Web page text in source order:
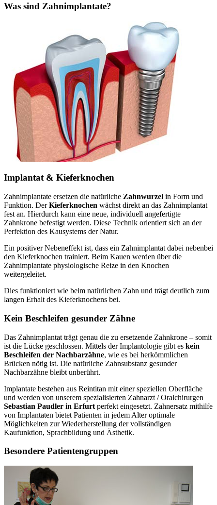
Was sind Zahnimplantate?
Implantat & Kieferknochen
Zahnimplantate ersetzen die natürliche Zahnwurzel in Form und
Funktion. DerKieferknochen wächst direkt an das Zahnimplantat
fest an. Hierdurch kann eine neue, individuell angefertigte
Zahnkrone befestigt werden. Diese Technik orientiert sich an der
Perfektion des Kausystems der Natur.
Ein positiver Nebeneffekt ist, dass ein Zahnimplantat dabei nebenbei
den Kieferknochen trainiert. Beim Kauen werden über die
Zahnimplantate physiologische Reize in den Knochen
weitergeleitet.
Dies funktioniert wie beim natürlichen Zahn und trägt deutlich zum
langen Erhalt des Kieferknochens bei.
Kein Beschleifen gesunder Zähne
Das Zahnimplantat trägt genau die zu ersetzende Zahnkrone – somit
ist die Lücke geschlossen. Mittels der Implantologie gibt es kein
Beschleifen der Nachbarzähne, wie es bei herkömmlichen
Brücken nötig ist. Die natürliche Zahnsubstanz gesunder
Nachbarzähne bleibt unberührt.
Implantate bestehen aus Reintitan mit einer speziellen Oberfläche
und werden von unserem spezialisierten Zahnarzt / Oralchirurgen
Sebastian Paudler in Erfurt perfekt eingesetzt. Zahnersatz mithilfe
von Implantaten bietet Patienten in jedem Alter optimale
Möglichkeiten zur Wiederherstellung der vollständigen
Kaufunktion, Sprachbildung und Ästhetik.
Besondere Patientengruppen